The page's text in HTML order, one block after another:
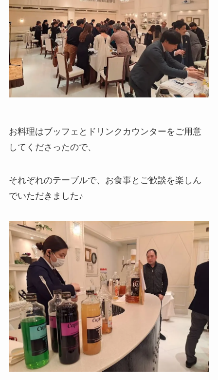
お料理はブッフェとドリンクカウンターをご用意
してくださったので、
それぞれのテーブルで、お食事とご歓談を楽しん
でいただきました♪